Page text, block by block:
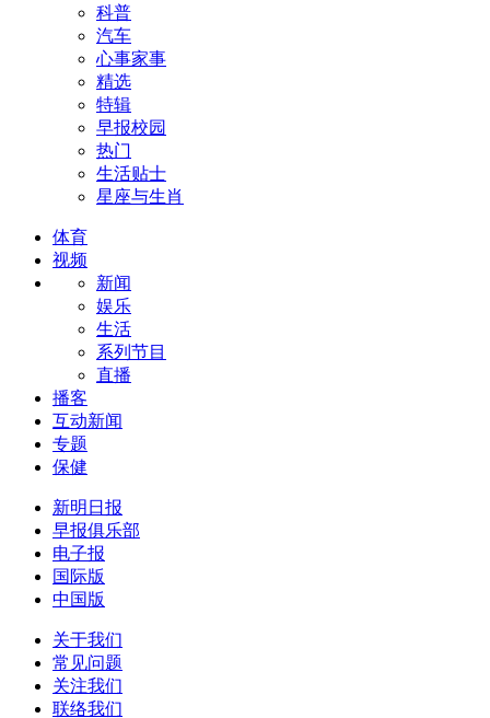
科普
汽车
心事家事
精选
特辑
早报校园
热门
生活贴士
星座与生肖
体育
视频
新闻
娱乐
生活
系列节目
直播
播客
互动新闻
专题
保健
新明日报
早报俱乐部
电子报
国际版
中国版
关于我们
常见问题
关注我们
联络我们